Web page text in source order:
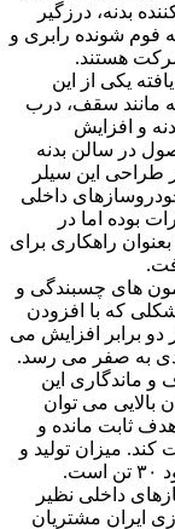
بدنه، درزگیر
فوم شونده رابری و
شرکت هستند.
یکی از این
مانند سقف، درب
و افزایش
در سالن بدنه
این سیلر
جانب خودروسازهای داخلی
بوده اما در
راهکاری برای
های چسبندگی و
که با افزودن
دو برابر افزایش می
به صفر می رسد.
و ماندگاری این
بالایی می توان
ثابت مانده و
میزان تولید و
فروش این محصول سالانه بطور متوسط حدود ۳۰ تن است.
داخلی نظیر
ایران مشتریان